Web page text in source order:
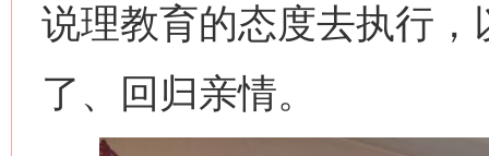
说理教育的态度去执行
了、回归亲情。